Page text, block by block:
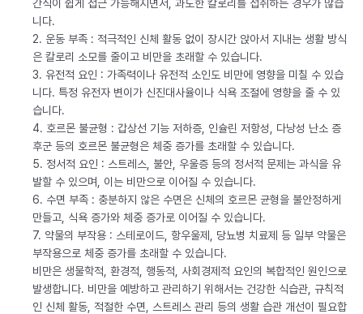
간식이 쉽게 접근 가능해지면서, 과도한 칼로리를 섭취하는 경우가 많습
니다.
2. 운동 부족 : 적극적인 신체 활동 없이 장시간 앉아서 지내는 생활 방식
은 칼로리 소모를 줄이고 비만을 초래할 수 있습니다.
3. 유전적 요인 : 가족력이나 유전적 소인도 비만에 영향을 미칠 수 있습
니다. 특정 유전자 변이가 신진대사율이나 식욕 조절에 영향을 줄 수 있
습니다.
4. 호르몬 불균형 : 갑상선 기능 저하증, 인슐린 저항성, 다낭성 난소 증
후군 등의 호르몬 불균형은 체중 증가를 초래할 수 있습니다.
5. 정서적 요인 : 스트레스, 불안, 우울증 등의 정서적 문제는 과식을 유
발할 수 있으며, 이는 비만으로 이어질 수 있습니다.
6. 수면 부족 : 충분하지 않은 수면은 신체의 호르몬 균형을 불안정하게
만들고, 식욕 증가와 체중 증가로 이어질 수 있습니다.
7. 약물의 부작용 : 스테로이드, 항우울제, 당뇨병 치료제 등 일부 약물은
부작용으로 체중 증가를 초래할 수 있습니다.
비만은 생물학적, 환경적, 행동적, 사회경제적 요인의 복합적인 원인으로
발생합니다. 비만을 예방하고 관리하기 위해서는 건강한 식습관, 규칙적
인 신체 활동, 적절한 수면, 스트레스 관리 등의 생활 습관 개선이 필요합